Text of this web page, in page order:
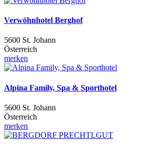
Verwöhnhotel Berghof
5600 St. Johann
Österreich
merken
Alpina Family, Spa & Sporthotel
5600 St. Johann
Österreich
merken